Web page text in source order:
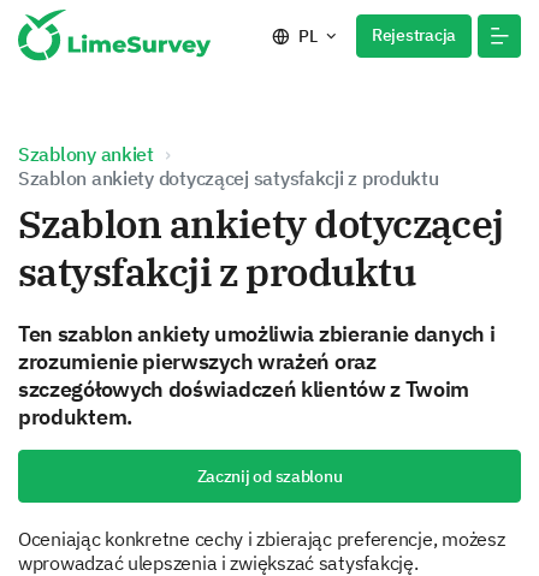
PL Rejestracja
Szablony ankiet
Szablon ankiety dotyczącej satysfakcji z produktu
Szablon ankiety dotyczącej
satysfakcji z produktu
Ten szablon ankiety umożliwia zbieranie danych i
zrozumienie pierwszych wrażeń oraz
szczegółowych doświadczeń klientów z Twoim
produktem.
Zacznij od szablonu
Oceniając konkretne cechy i zbierając preferencje, możesz
wprowadzać ulepszenia i zwiększać satysfakcję.